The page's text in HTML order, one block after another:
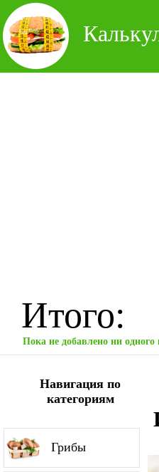
Итого:
Пока не добавлено ни одного
Навигация по
категориям
Грибы